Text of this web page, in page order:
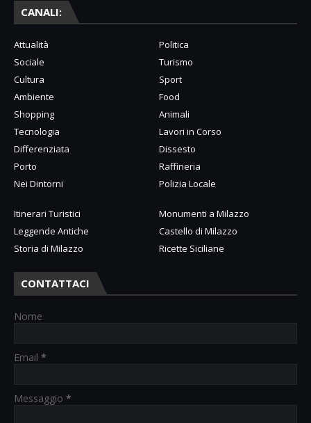
CANALI:
Attualità
Politica
Sociale
Turismo
Cultura
Sport
Ambiente
Food
Shopping
Animali
Tecnologia
Lavori in Corso
Differenziata
Dissesto
Porto
Raffineria
Nei Dintorni
Polizia Locale
Itinerari Turistici
Monumenti a Milazzo
Leggende Antiche
Castello di Milazzo
Storia di Milazzo
Ricette Siciliane
CONTATTACI
Nome
Email *
Messaggio *